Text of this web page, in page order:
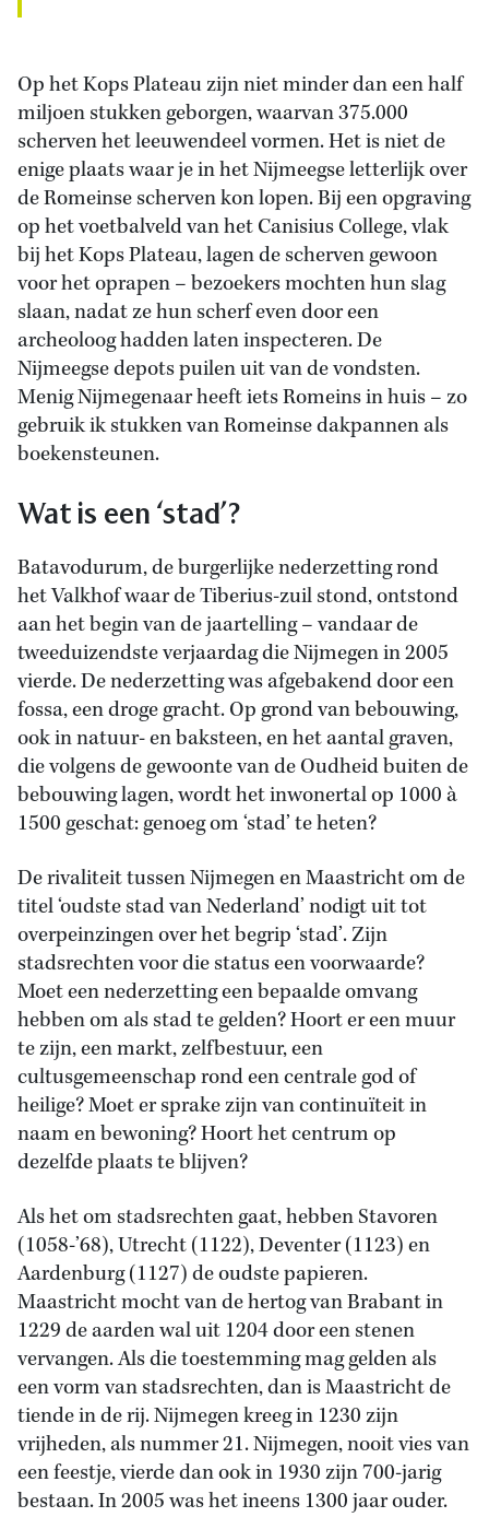
Op het Kops Plateau zijn niet minder dan een half
miljoen stukken geborgen, waarvan 375.000
scherven het leeuwendeel vormen. Het is niet de
enige plaats waar je in het Nijmeegse letterlijk over
de Romeinse scherven kon lopen. Bij een opgraving
op het voetbalveld van het Canisius College, vlak
bij het Kops Plateau, lagen de scherven gewoon
voor het oprapen – bezoekers mochten hun slag
slaan, nadat ze hun scherf even door een
archeoloog hadden laten inspecteren. De
Nijmeegse depots puilen uit van de vondsten.
Menig Nijmegenaar heeft iets Romeins in huis – zo
gebruik ik stukken van Romeinse dakpannen als
boekensteunen.
Wat is een ‘stad’?
Batavodurum, de burgerlijke nederzetting rond
het Valkhof waar de Tiberius-zuil stond, ontstond
aan het begin van de jaartelling – vandaar de
tweeduizendste verjaardag die Nijmegen in 2005
vierde. De nederzetting was afgebakend door een
fossa, een droge gracht. Op grond van bebouwing,
ook in natuur- en baksteen, en het aantal graven,
die volgens de gewoonte van de Oudheid buiten de
bebouwing lagen, wordt het inwonertal op 1000 à
1500 geschat: genoeg om ‘stad’ te heten?
De rivaliteit tussen Nijmegen en Maastricht om de
titel ‘oudste stad van Nederland’ nodigt uit tot
overpeinzingen over het begrip ‘stad’. Zijn
stadsrechten voor die status een voorwaarde?
Moet een nederzetting een bepaalde omvang
hebben om als stad te gelden? Hoort er een muur
te zijn, een markt, zelfbestuur, een
cultusgemeenschap rond een centrale god of
heilige? Moet er sprake zijn van continuïteit in
naam en bewoning? Hoort het centrum op
dezelfde plaats te blijven?
Als het om stadsrechten gaat, hebben Stavoren
(1058-’68), Utrecht (1122), Deventer (1123) en
Aardenburg (1127) de oudste papieren.
Maastricht mocht van de hertog van Brabant in
1229 de aarden wal uit 1204 door een stenen
vervangen. Als die toestemming mag gelden als
een vorm van stadsrechten, dan is Maastricht de
tiende in de rij. Nijmegen kreeg in 1230 zijn
vrijheden, als nummer 21. Nijmegen, nooit vies van
een feestje, vierde dan ook in 1930 zijn 700-jarig
bestaan. In 2005 was het ineens 1300 jaar ouder.